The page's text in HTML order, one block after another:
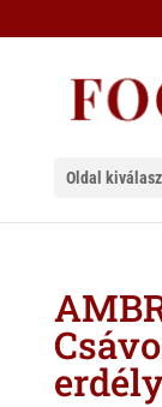
Oldal